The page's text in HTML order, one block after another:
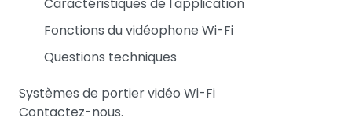
Fonctions du vidéophone Wi-Fi
Questions techniques
Systèmes de portier vidéo Wi-Fi
Contactez-nous.